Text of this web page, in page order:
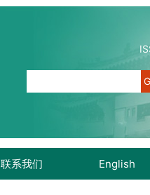
联系我们 English